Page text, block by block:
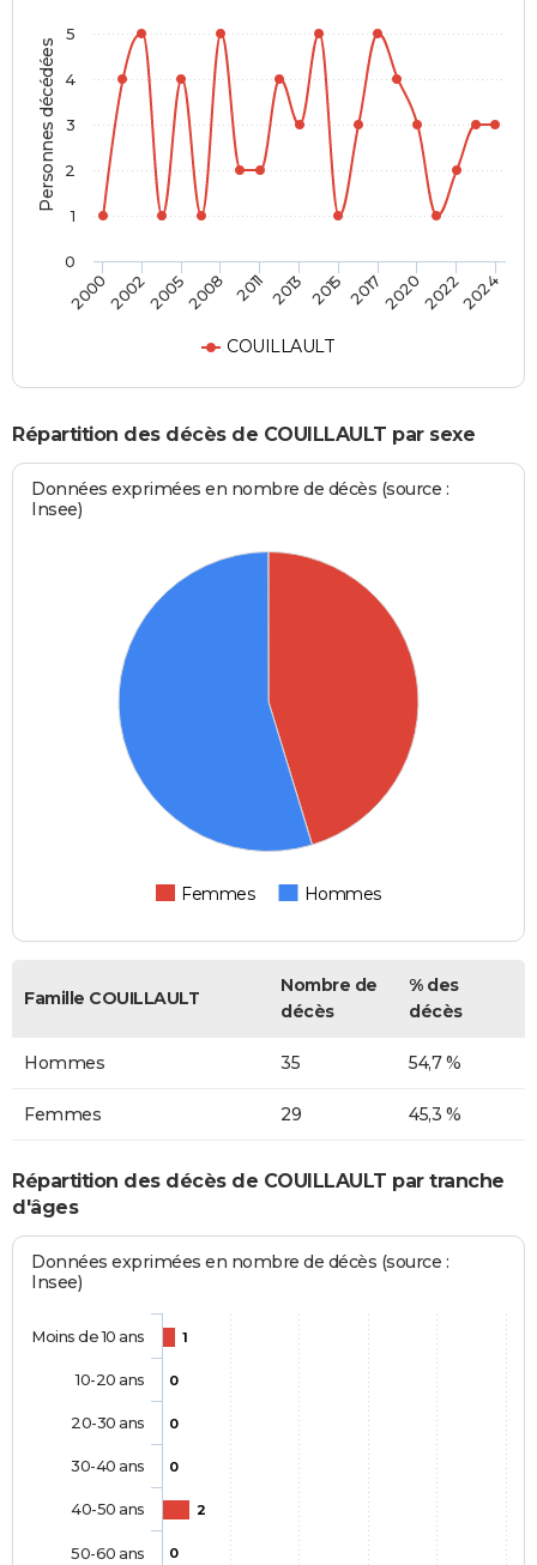
Personnes décédées
COUILLAULT
2000200220052008 2011 2013 2015 2017202020222024
0
1
2
3
4
5
Répartition des décès de COUILLAULT par sexe
Données exprimées en nombre de décès (source :
Insee)
Femmes Hommes
Famille COUILLAULT
Nombre de
décès
% des
décès
Hommes 35 54,7 %
Femmes 29 45,3 %
Répartition des décès de COUILLAULT par tranche
d'âges
Données exprimées en nombre de décès (source :
Insee)
1
0
0
0
2
0
Moins de 10 ans
10-20 ans
20-30 ans
30-40 ans
40-50 ans
50-60 ans